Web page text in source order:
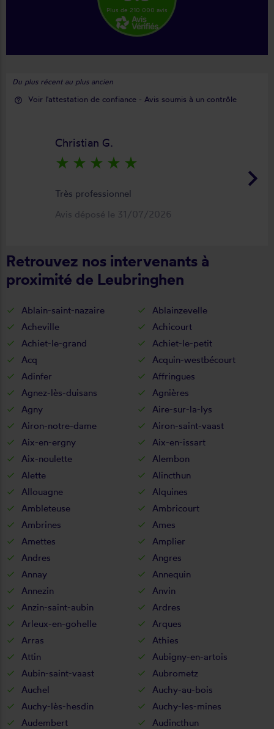
Plus de 210 000 avis
Du plus récent au plus ancien
help_outline Voir l'attestation de confiance - Avis soumis à un contrôle
keyboard_arrow_right
Christian G.
star_rate star_rate star_rate star_rate star_rate
Très professionnel
Avis déposé le 31/07/2026
Retrouvez nos intervenants à
proximité de Leubringhen
Ablain-saint-nazaire
Ablainzevelle
Acheville
Achicourt
Achiet-le-grand
Achiet-le-petit
Acq
Acquin-westbécourt
Adinfer
Affringues
Agnez-lès-duisans
Agnières
Agny
Aire-sur-la-lys
Airon-notre-dame
Airon-saint-vaast
Aix-en-ergny
Aix-en-issart
Aix-noulette
Alembon
Alette
Alincthun
Allouagne
Alquines
Ambleteuse
Ambricourt
Ambrines
Ames
Amettes
Amplier
Andres
Angres
Annay
Annequin
Annezin
Anvin
Anzin-saint-aubin
Ardres
Arleux-en-gohelle
Arques
Arras
Athies
Attin
Aubigny-en-artois
Aubin-saint-vaast
Aubrometz
Auchel
Auchy-au-bois
Auchy-lès-hesdin
Auchy-les-mines
Audembert
Audincthun